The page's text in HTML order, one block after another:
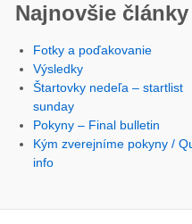
Najnovšie články
Fotky a poďakovanie
Výsledky
Štartovky nedeľa – startlist
sunday
Pokyny – Final bulletin
Kým zverejníme pokyny /
info